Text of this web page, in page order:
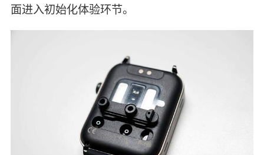
面进入初始化体验环节。